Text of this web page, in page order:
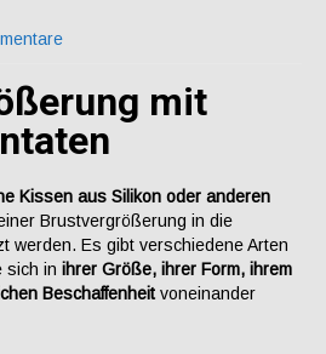
mit
Kissen aus Silikon oder anderen
Brustvergrößerung in die
werden. Es gibt verschiedene Arten
sich in ihrer Größe, ihrer Form, ihrem
Beschaffenheit voneinander